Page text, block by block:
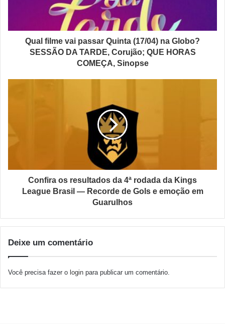
Qual filme vai passar Quinta (17/04) na Globo?
SESSÃO DA TARDE, Corujão; QUE HORAS
COMEÇA, Sinopse
Confira os resultados da 4ª rodada da Kings
League Brasil — Recorde de Gols e emoção em
Guarulhos
Deixe um comentário
Você precisa fazer o login para publicar um comentário.